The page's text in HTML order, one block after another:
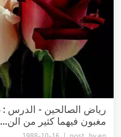
مغبون فيهما كثير من الن...